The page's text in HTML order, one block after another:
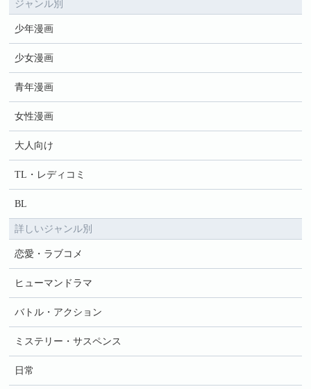
ジャンル別
少年漫画
少女漫画
青年漫画
女性漫画
大人向け
TL・レディコミ
BL
詳しいジャンル別
恋愛・ラブコメ
ヒューマンドラマ
バトル・アクション
ミステリー・サスペンス
日常